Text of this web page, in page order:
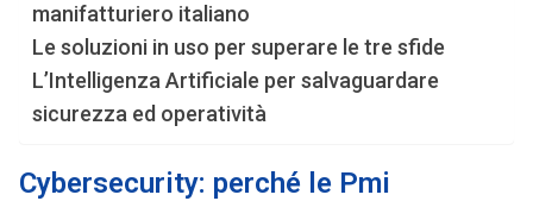
manifatturiero italiano
Le soluzioni in uso per superare le tre sfide
L’Intelligenza Artificiale per salvaguardare
sicurezza ed operatività
Cybersecurity: perché le Pmi